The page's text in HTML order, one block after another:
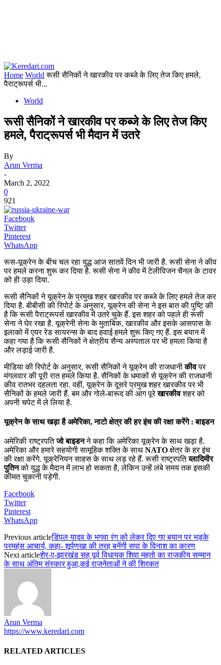
Home World रूसी सैनिकों ने खारकीव पर कब्जे के लिए तेज किए हमले,
पैराट्रूपर्स भी...
World
रूसी सैनिकों ने खारकीव पर कब्जे के लिए तेज किए
हमले, पैराट्रूपर्स भी मैदान में उतरे
By
Arun Verma
-
March 2, 2022
0
921
Facebook
Twitter
Pinterest
WhatsApp
रूस-यूक्रेन के बीच चल रहा युद्ध आज सातवें दिन भी जारी है. रूसी सेना ने कीव
पर हमले करना शुरू कर दिया है. रूसी सेना ने कीव में टेलीविजन चैनल के टावर
को ही उड़ा दिया.
रूसी सैनिकों ने यूक्रेन के प्रमुख शहर खारकीव पर कब्जे के लिए हमले तेज कर
दिया है. बीबीसी की रिपोर्ट के अनुसार, यूक्रेन की सेना ने इस बात की पुष्टि की
है कि रूसी पैराट्रूपर्स खारकीव में उतरे चुके हैं. इस शहर को पहले ही रूसी
सेना ने घेर रखा है. यूक्रेनी सेना के मुताबिक, खारकीव और इसके आसपास के
इलाको में एयर रेड सायरन्स के बाद हवाई हमले शुरू किए गए हैं. इस बयान में
कहा गया है कि रूसी सैनिकों ने क्षेत्रीय सैन्य अस्पताल पर भी हमला किया है
और लड़ाई जारी है.
मीडिया की रिपोर्ट के अनुसार, रूसी सैनिकों ने यूक्रेन की राजधानीकीवपर
मंगलवार की पूरी रात हमले किया है. सैनिकों के धमाकों से यूक्रेन की राजधानी
कीव रातभर दहलता रहा. वहीं, यूक्रेन के दूसरे प्रमुख शहर खारकीव पर भी
सैनिकों के हमले जारी हैं. बम और गोले-बारूद की आग पूरेखारकीवशहर को
अपनी चपेट में ले लिया है.
यूक्रेन के साथ खड़ा है अमेरिका, नाटो क्षेत्र की हर इंच की रक्षा करेंगे : बाइडन
अमेरिकी राष्ट्रपतिजो बाइडनने कहा कि अमेरिका यूक्रेन के साथ खड़ा है.
अमेरिका और हमारे सहयोगी सामूहिक शक्ति के साथ NATO क्षेत्र के हर इंच
की रक्षा करेंगे. यूक्रेनियन साहस के साथ लड़ रहे हैं. रूसी राष्ट्रपतिव्लादिमीर
पुतिनको युद्ध के मैदान में लाभ हो सकता है, लेकिन उन्हें लंबे समय तक इसकी
कीमत चुकानी पड़ेगी.
Facebook
Twitter
Pinterest
WhatsApp
Previous articleडिंपल यादव के भगवा रंग को लेकर दिए गए बयान पर भड़के
परमहंस आचार्य, कहा- शूर्पणखा की तरह बनेंगी सपा के विनाश का कारण
Next articleशेर-ए-झारखंड सह पूर्व विधायक शिवा महतो का राजकीय सम्मान
के साथ अंतिम संस्कार हुआ,कई राजनेताओं ने की शिरकत
Arun Verma
https://www.keredari.com
RELATED ARTICLES